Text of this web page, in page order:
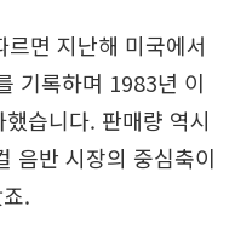
면 지난해 미국에서
기록하며 1983년 이
습니다. 판매량 역시
음반 시장의 중심축이
.